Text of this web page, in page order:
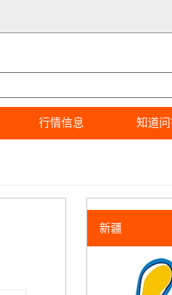
行情信息 知道
新疆